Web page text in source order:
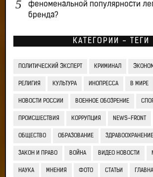
феноменальной популярности
бренда?
КАТЕГОРИИ - ТЕГИ
ПОЛИТИЧЕСКИЙ ЭКСПЕРТ КРИМИНАЛ
РЕЛИГИЯ КУЛЬТУРА ИНОПРЕССА В МИРЕ
НОВОСТИ РОССИИ ВОЕННОЕ ОБОЗРЕНИЕ
ПРОИСШЕСТВИЯ КОРРУПЦИЯ NEWS-FRONT
ОБЩЕСТВО ОБРАЗОВАНИЕ ЗДРАВООХРАНЕНИЕ
ЗАКОН И ПРАВО ВОЙНА ВИДЕО НОВОСТИ
НАУКА МНЕНИЯ ФОТО СТАТЬИ